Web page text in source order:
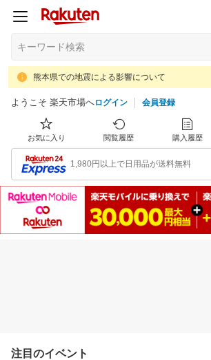
熊本県での地震による影響について
ようこそ 楽天市場へログイン 会員登録
お気に入り 閲覧履歴 購入履歴
1,980円以上で日用品が送料無料
注目のイベント